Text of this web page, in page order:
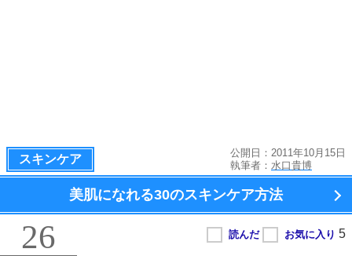
スキンケア
公開日：2011年10月15日
執筆者： 水口貴博
美肌になれる30のスキンケア方法
26